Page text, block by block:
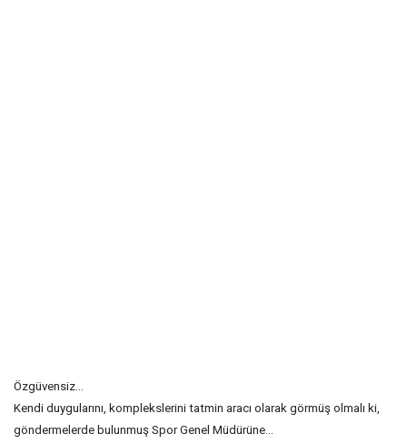
Özgüvensiz...
Kendi duygularını, komplekslerini tatmin aracı olarak görmüş olmalı ki,
göndermelerde bulunmuş Spor Genel Müdürüne...